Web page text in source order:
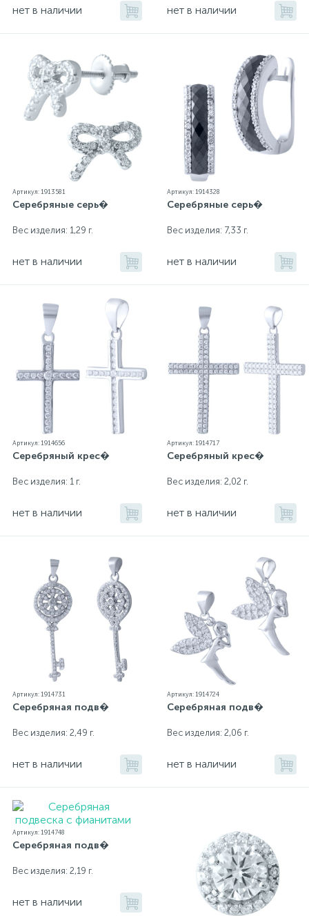
нет в наличии нет в наличии
Артикул: 1913581
Серебряные серь�
Вес изделия: 1,29 г.
нет в наличии
Артикул: 1914328
Серебряные серь�
Вес изделия: 7,33 г.
нет в наличии
Артикул: 1914656
Серебряный крес�
Вес изделия: 1 г.
нет в наличии
Артикул: 1914717
Серебряный крес�
Вес изделия: 2,02 г.
нет в наличии
Артикул: 1914731
Серебряная подв�
Вес изделия: 2,49 г.
нет в наличии
Артикул: 1914724
Серебряная подв�
Вес изделия: 2,06 г.
нет в наличии
Артикул: 1914748
Серебряная подв�
Вес изделия: 2,19 г.
нет в наличии